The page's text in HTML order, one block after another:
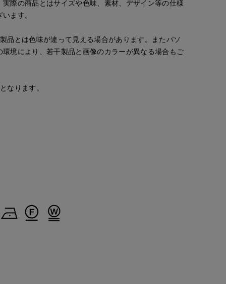
157 cm
際の商品とはサイズや色味、素材、デザイン等の仕様
ます。
品とは色味が違って見える場合があります。またパソ
環境により、若干製品と画像のカラーが異なる場合もご
なります。